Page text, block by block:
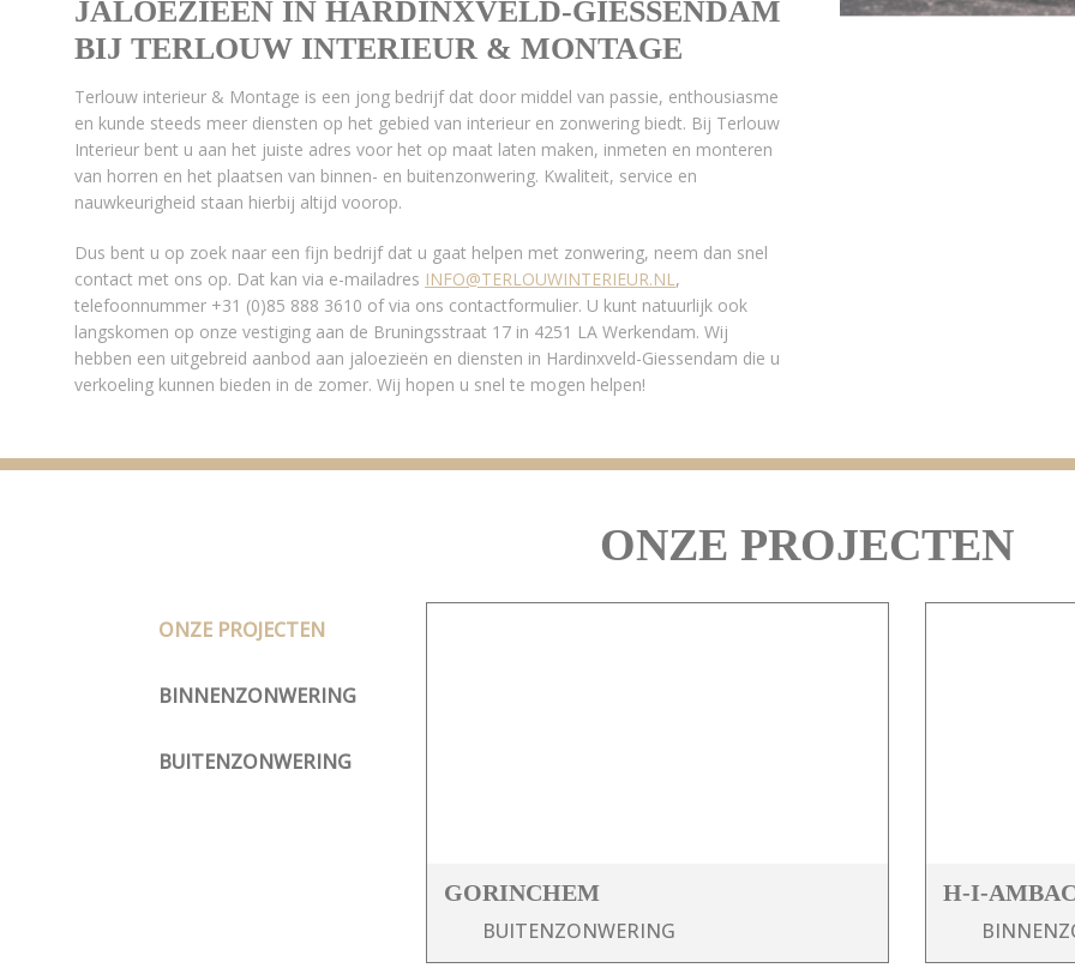
JALOEZIEËN IN HARDINXVELD-GIESSENDAM
BIJ TERLOUW INTERIEUR & MONTAGE
Terlouw interieur & Montage is een jong bedrijf dat door middel van passie, enthousiasme
en kunde steeds meer diensten op het gebied van interieur en zonwering biedt. Bij Terlouw
Interieur bent u aan het juiste adres voor het op maat laten maken, inmeten en monteren
van horren en het plaatsen van binnen- en buitenzonwering. Kwaliteit, service en
nauwkeurigheid staan hierbij altijd voorop.
Dus bent u op zoek naar een fijn bedrijf dat u gaat helpen met zonwering, neem dan snel
contact met ons op. Dat kan via e-mailadres INFO@TERLOUWINTERIEUR.NL,
telefoonnummer +31 (0)85 888 3610 of via ons contactformulier. U kunt natuurlijk ook
langskomen op onze vestiging aan de Bruningsstraat 17 in 4251 LA Werkendam. Wij
hebben een uitgebreid aanbod aan jaloezieën en diensten in Hardinxveld-Giessendam die u
verkoeling kunnen bieden in de zomer. Wij hopen u snel te mogen helpen!
ONZE PROJECTEN
ONZE PROJECTEN
BINNENZONWERING
BUITENZONWERING
GORINCHEM
BUITENZONWERING
H-I-